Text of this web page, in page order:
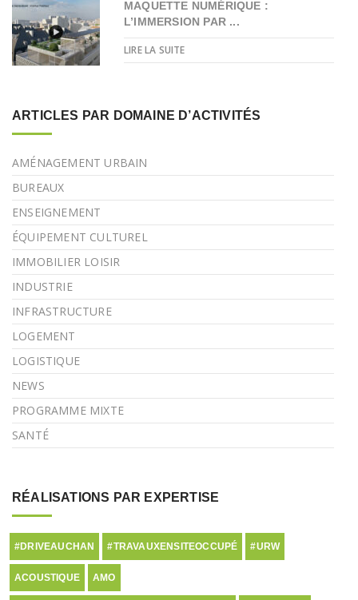
MAQUETTE NUMÉRIQUE :
L’IMMERSION PAR ...
LIRE LA SUITE
ARTICLES PAR DOMAINE D’ACTIVITÉS
AMÉNAGEMENT URBAIN
BUREAUX
ENSEIGNEMENT
ÉQUIPEMENT CULTUREL
IMMOBILIER LOISIR
INDUSTRIE
INFRASTRUCTURE
LOGEMENT
LOGISTIQUE
NEWS
PROGRAMME MIXTE
SANTÉ
RÉALISATIONS PAR EXPERTISE
#DRIVEAUCHAN #TRAVAUXENSITEOCCUPÉ #URW
ACOUSTIQUE AMO